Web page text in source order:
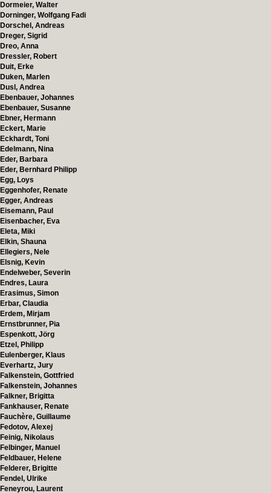
Dormeier, Walter
Dorninger, Wolfgang Fadi
Dorschel, Andreas
Dreger, Sigrid
Dreo, Anna
Dressler, Robert
Duit, Erke
Duken, Marlen
Dusl, Andrea
Ebenbauer, Johannes
Ebenbauer, Susanne
Ebner, Hermann
Eckert, Marie
Eckhardt, Toni
Edelmann, Nina
Eder, Barbara
Eder, Bernhard Philipp
Egg, Loys
Eggenhofer, Renate
Egger, Andreas
Eisemann, Paul
Eisenbacher, Eva
Eleta, Miki
Elkin, Shauna
Ellegiers, Nele
Elsnig, Kevin
Endelweber, Severin
Endres, Laura
Erasimus, Simon
Erbar, Claudia
Erdem, Mirjam
Ernstbrunner, Pia
Espenkott, Jörg
Etzel, Philipp
Eulenberger, Klaus
Everhartz, Jury
Falkenstein, Gottfried
Falkenstein, Johannes
Falkner, Brigitta
Fankhauser, Renate
Fauchère, Guillaume
Fedotov, Alexej
Feinig, Nikolaus
Felbinger, Manuel
Feldbauer, Helene
Felderer, Brigitte
Fendel, Ulrike
Feneyrou, Laurent